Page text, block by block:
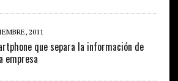
2011
que separa la información de
empresa